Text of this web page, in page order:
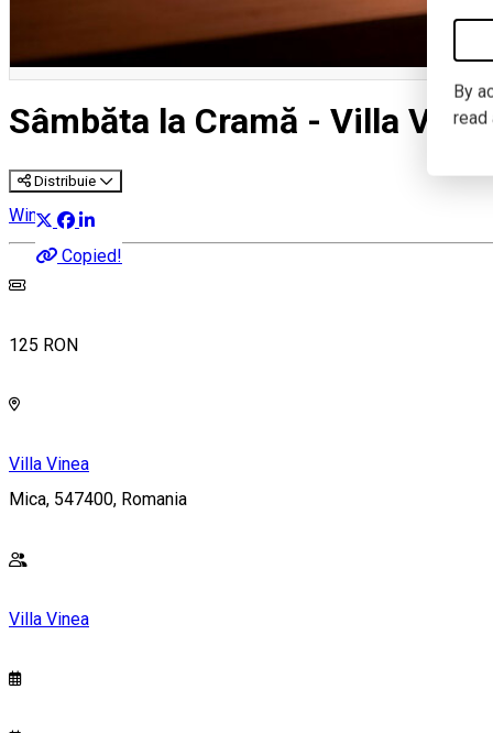
By
read
Sâmbăta la Cramă - Villa
Distribuie
Copied!
Wine Trip
125 RON
Villa Vinea
Mica, 547400, Romania
Villa Vinea